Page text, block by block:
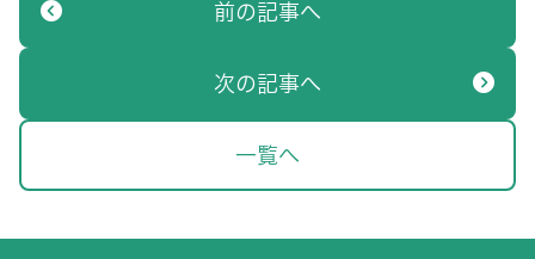
前の記事へ
一覧へ
次の記事へ